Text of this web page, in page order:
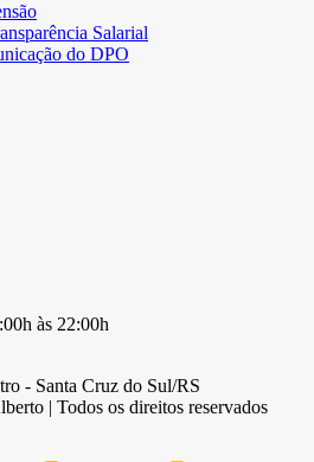
Salarial
do DPO
às 22:00h
- Santa Cruz do Sul/RS
| Todos os direitos reservados